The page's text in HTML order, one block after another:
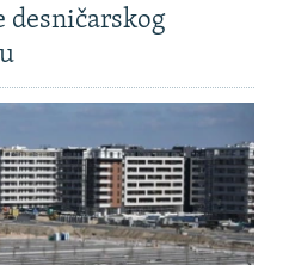
desničarskog